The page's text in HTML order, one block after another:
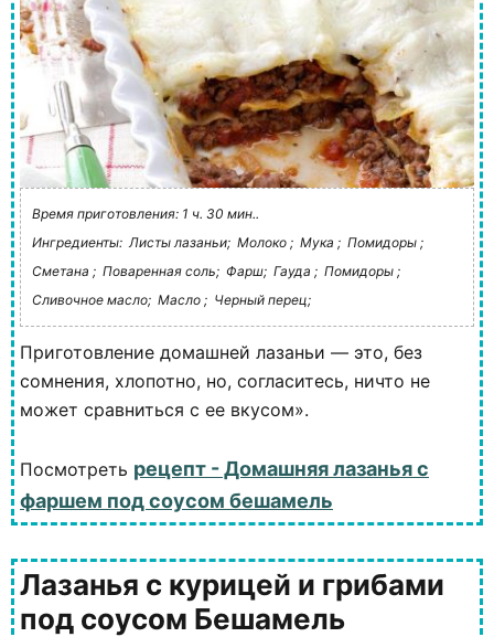
Время приготовления: 1 ч. 30 мин..
Ингредиенты: Листы лазаньи; Молоко ; Мука ; Помидоры ;
Сметана ; Поваренная соль; Фарш; Гауда ; Помидоры ;
Сливочное масло; Масло ; Черный перец;
Приготовление домашней лазаньи — это, без
сомнения, хлопотно, но, согласитесь, ничто не
может сравниться с ее вкусом».
Посмотреть рецепт - Домашняя лазанья с
фаршем под соусом бешамель
Лазанья с курицей и грибами
под соусом Бешамель